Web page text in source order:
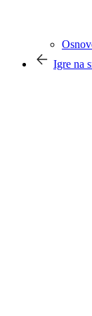
Igre na